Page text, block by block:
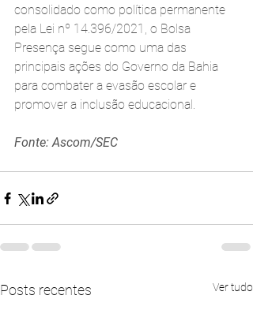
consolidado como política permanente
pela Lei nº 14.396/2021, o Bolsa
Presença segue como uma das
principais ações do Governo da Bahia
para combater a evasão escolar e
promover a inclusão educacional.
Fonte: Ascom/SEC
Posts recentes Ver tudo